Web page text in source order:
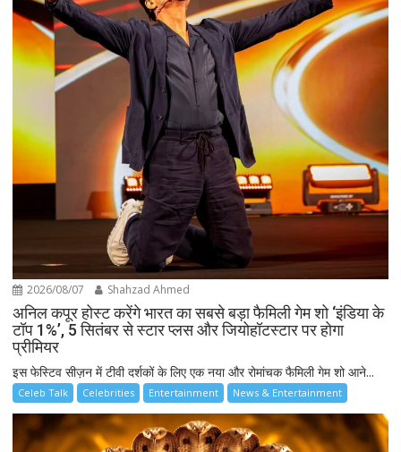
2026/08/07 Shahzad Ahmed
अनिल कपूर होस्ट करेंगे भारत का सबसे बड़ा फैमिली गेम शो ‘इंडिया के
टॉप 1%’, 5 सितंबर से स्टार प्लस और जियोहॉटस्टार पर होगा
प्रीमियर
इस फेस्टिव सीज़न में टीवी दर्शकों के लिए एक नया और रोमांचक फैमिली गेम शो आने...
Celeb Talk Celebrities Entertainment News & Entertainment